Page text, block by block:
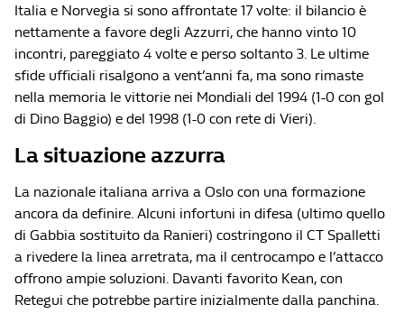
Italia e Norvegia si sono affrontate 17 volte: il bilancio è
nettamente a favore degli Azzurri, che hanno vinto 10
incontri, pareggiato 4 volte e perso soltanto 3. Le ultime
sfide ufficiali risalgono a vent’anni fa, ma sono rimaste
nella memoria le vittorie nei Mondiali del 1994 (1-0 con gol
di Dino Baggio) e del 1998 (1-0 con rete di Vieri).
La situazione azzurra
La nazionale italiana arriva a Oslo con una formazione
ancora da definire. Alcuni infortuni in difesa (ultimo quello
di Gabbia sostituito da Ranieri) costringono il CT Spalletti
a rivedere la linea arretrata, ma il centrocampo e l’attacco
offrono ampie soluzioni. Davanti favorito Kean, con
Retegui che potrebbe partire inizialmente dalla panchina.